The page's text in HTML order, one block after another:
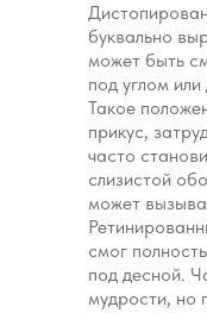
буквально
может быть
под углом
Такое
прикус,
часто
слизистой
может
смог
под десной.
мудрости, но